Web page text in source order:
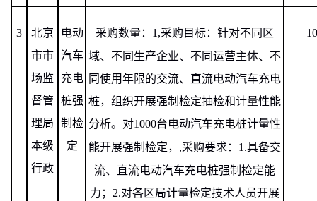
3
北京
市市
场监
督管
理局
本级
行政
电动
汽车
充电
桩强
制检
定
采购数量： 1,采购目标：针对不同区
域、不同生产企业、不同运营主体、不
同使用年限的交流、直流电动汽车充电
桩，组织开展强制检定抽检和计量性能
分析。对1000台电动汽车充电桩计量性
能开展强制检定， ,采购要求： 1.具备交
流、直流电动汽车充电桩强制检定能
力； 2.对各区局计量检定技术人员开展